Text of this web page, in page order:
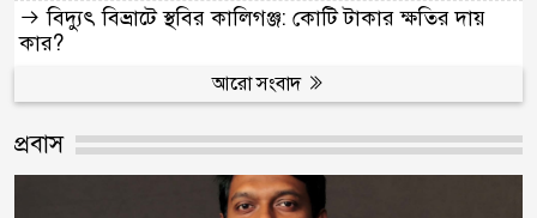
বিদ্যুৎ বিভ্রাটে স্থবির কালিগঞ্জ: কোটি টাকার ক্ষতির দায়
কার?
আরো সংবাদ
প্রবাস